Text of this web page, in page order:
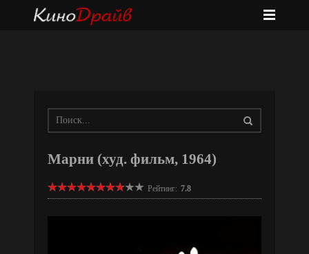
Марни (худ. фильм, 1964)
Рейтинг: 7.8